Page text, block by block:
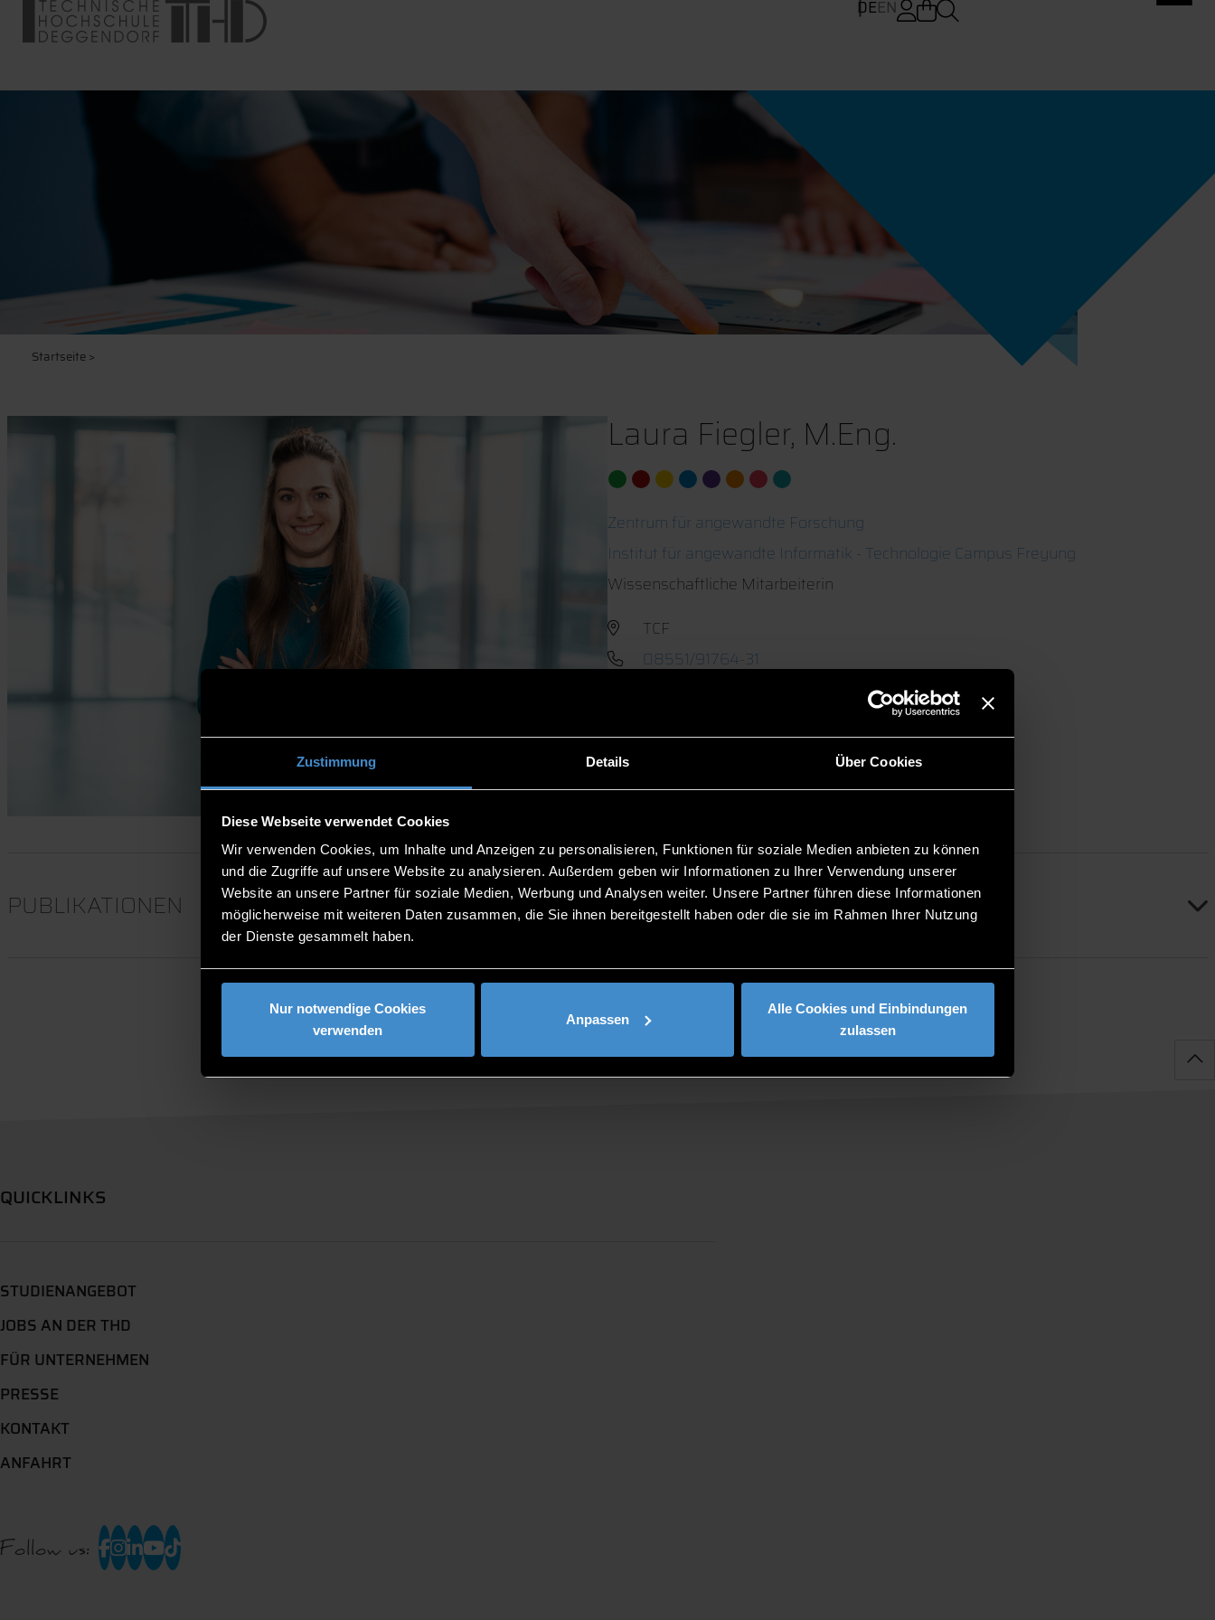
Zustimmung Details Über Cookies
Diese Webseite verwendet Cookies
Wir verwenden Cookies, um Inhalte und Anzeigen zu personalisieren, Funktionen für soziale Medien anbieten zu können
und die Zugriffe auf unsere Website zu analysieren. Außerdem geben wir Informationen zu Ihrer Verwendung unserer
Website an unsere Partner für soziale Medien, Werbung und Analysen weiter. Unsere Partner führen diese Informationen
möglicherweise mit weiteren Daten zusammen, die Sie ihnen bereitgestellt haben oder die sie im Rahmen Ihrer Nutzung
der Dienste gesammelt haben.
Nur notwendige Cookies
verwenden
Anpassen
Alle Cookies und Einbindungen
zulassen
DEEN
Startseite>
Laura Fiegler, M.Eng.
Zentrum für angewandte Forschung
Institut für angewandte Informatik - Technologie Campus Freyung
Wissenschaftliche Mitarbeiterin
TCF
08551/91764-31
PUBLIKATIONEN
QUICKLINKS
STUDIENANGEBOT
JOBS AN DER THD
FÜR UNTERNEHMEN
PRESSE
KONTAKT
ANFAHRT
Follow us: